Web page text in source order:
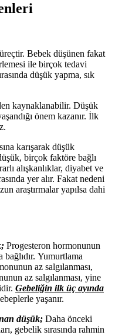
Bebek düşünen fakat
ile birçok tedavi
düşük yapma, sık
kaynaklanabilir. Düşük
önem kazanır. İlk
karışarak düşük
birçok faktöre bağlı
alışkanlıklar, diyabet ve
yer alır. Fakat nedeni
araştırmalar yapılsa dahi
Progesteron hormonunun
bağlıdır. Yumurtlama
az salgılanması,
az salgılanması, yine
Gebeliğin ilk üç ayında
yaşanır.
düşük; Daha önceki
gebelik sırasında rahmin